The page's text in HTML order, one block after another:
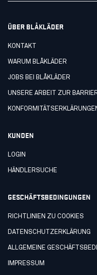
ÜBER BLÅKLÄDER
KONTAKT
WARUM BLÅKLÄDER
JOBS BEI BLÅKLÄDER
UNSERE ARBEIT ZUR
KUNDEN
LOGIN
HÄNDLERSUCHE
GESCHÄFTSBEDINGUNGEN
RICHTLINIEN ZU COOKIES
DATENSCHUTZERKLÄRUNG
ALLGEMEINE
IMPRESSUM